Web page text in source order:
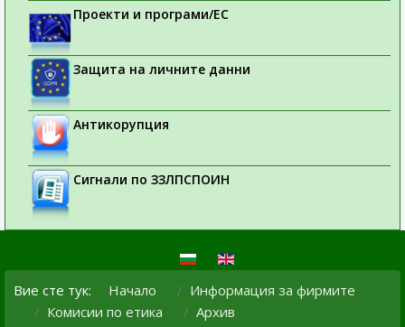
Проекти и програми/ЕС
Защита на личните данни
Антикорупция
Сигнали по ЗЗЛПСПОИН
Вие сте тук: Начало
Информация за фирмите
Комисии по етика
Архив